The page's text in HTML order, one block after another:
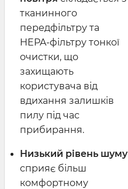
тканинного
передфільтру та
HEPA-фільтру тонкої
очистки, що
захищають
користувача від
вдихання залишків
пилу під час
прибирання.
Низький рівень шуму
сприяє більш
комфортному